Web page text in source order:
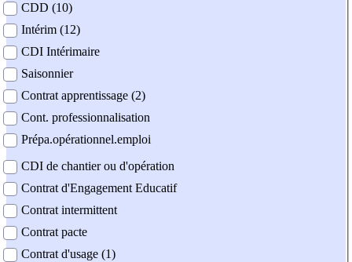
CDD (10)
Intérim (12)
CDI Intérimaire
Saisonnier
Contrat apprentissage (2)
Cont. professionnalisation
Prépa.opérationnel.emploi
CDI de chantier ou d'opération
Contrat d'Engagement Educatif
Contrat intermittent
Contrat pacte
Contrat d'usage (1)